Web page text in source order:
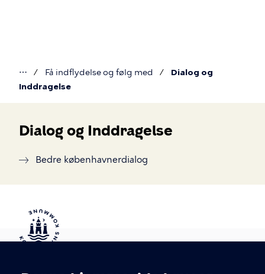
Du
her
⋯ Få indflydelse og følg med
Dialog og
Inddragelse
Dialog
Dialog og Inddragelse
Bedre københavnerdialog